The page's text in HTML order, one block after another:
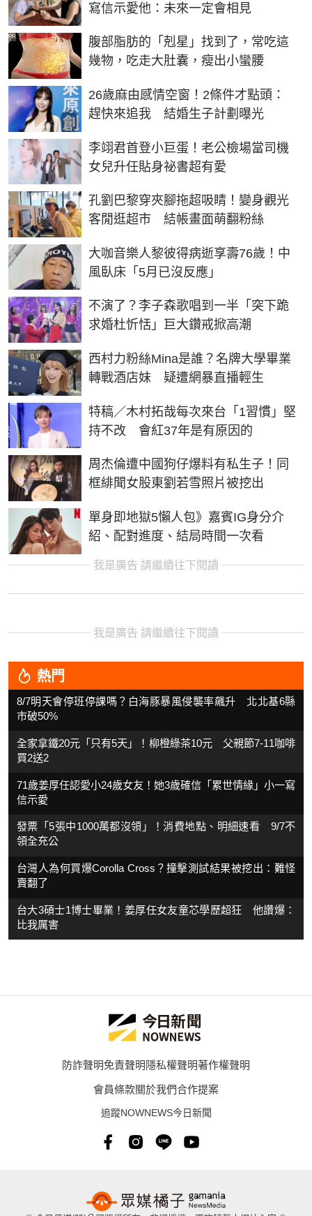
寫信示愛他：未來一定會相見
腹部脂肪的「剋星」找到了，常吃這
幾物，吃走大肚囊，瘦出小蠻腰
PR
26歲麻由感情空窗！2條件才點頭：
趕快來追我 結婚生子計劃曝光
李翊君首登小巨蛋！老公檢場當司機
女兒升任貼身祕書超有愛
孔劉巴黎穿夾腳拖超吸睛！變身觀光
客閒逛超市 結帳畫面萌翻粉絲
大咖音樂人黎彼得病逝享壽76歲！中
風臥床「5月已沒反應」
不演了？李子森歌唱到一半「突下跪
求婚杜忻恬」巨大鑽戒掀高潮
西村力粉絲Mina是誰？名牌大學畢業
轉戰酒店妹 疑遭網暴直播輕生
特稿／木村拓哉每次來台「1習慣」堅
持不改 會紅37年是有原因的
周杰倫遭中國狗仔爆料有私生子！同
框緋聞女股東劉若雪照片被挖出
單身即地獄5懶人包》嘉賓IG身分介
紹、配對進度、結局時間一次看
我是廣告 請繼續往下閱讀
我是廣告 請繼續往下閱讀
熱門
8/7明天會停班停課嗎？白海豚暴風侵襲率飆升 北北基6縣
市破50%
全家拿鐵20元「只有5天」！柳橙綠茶10元 父親節7-11咖啡
買2送2
71歲姜厚任認愛小24歲女友！她3歲確信「累世情緣」小一寫
信示愛
發票「5張中1000萬都沒領」！消費地點、明細速看 9/7不
領全充公
台灣人為何買爆Corolla Cross？撞擊測試結果被挖出：難怪
賣翻了
台大3碩士1博士畢業！姜厚任女友童芯學歷超狂 他讚爆：
比我厲害
防詐聲明免責聲明隱私權聲明著作權聲明
會員條款關於我們合作提案
追蹤NOWNEWS今日新聞